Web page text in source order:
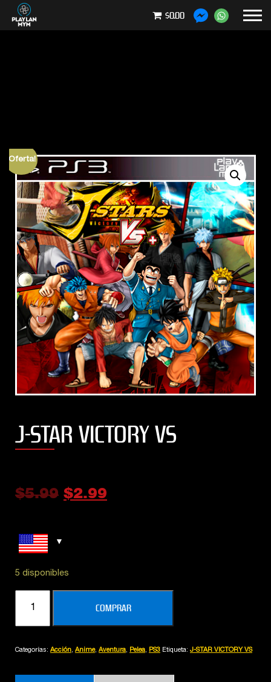
$0.00
¡Oferta!
J-STAR VICTORY VS
$5.99 $2.99
5 disponibles
STAR
VICTORY
cantidad
COMPRAR
Categorías: Acción, Anime, Aventura, Pelea, PS3 Etiqueta: J-STAR VICTORY VS